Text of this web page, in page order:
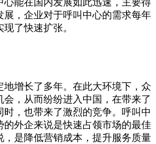
，企业对于呼叫中心的需求每年
了快速扩张。
增长了多年。在此大环境下，众
，从而纷纷进入中国，在带来了
，也带来了激烈的竞争。呼叫中
外企来说是快速占领市场的最佳
，是降低营销成本，提升服务质量